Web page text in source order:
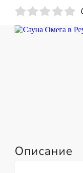
Описание